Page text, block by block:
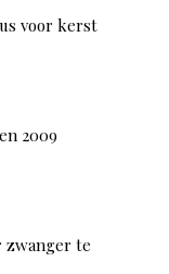
voor kerst
2009
zwanger te